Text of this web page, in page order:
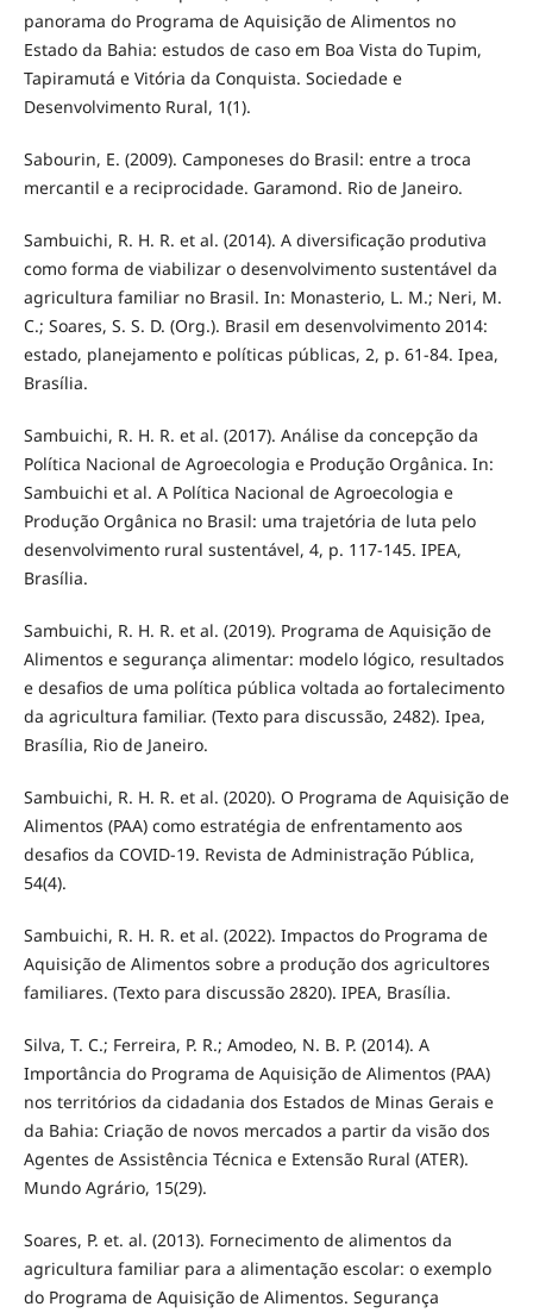
panorama do Programa de Aquisição de Alimentos no
Estado da Bahia: estudos de caso em Boa Vista do Tupim,
Tapiramutá e Vitória da Conquista. Sociedade e
Desenvolvimento Rural, 1(1).
Sabourin, E. (2009). Camponeses do Brasil: entre a troca
mercantil e a reciprocidade. Garamond. Rio de Janeiro.
Sambuichi, R. H. R. et al. (2014). A diversificação produtiva
como forma de viabilizar o desenvolvimento sustentável da
agricultura familiar no Brasil. In: Monasterio, L. M.; Neri, M.
C.; Soares, S. S. D. (Org.). Brasil em desenvolvimento 2014:
estado, planejamento e políticas públicas, 2, p. 61-84. Ipea,
Brasília.
Sambuichi, R. H. R. et al. (2017). Análise da concepção da
Política Nacional de Agroecologia e Produção Orgânica. In:
Sambuichi et al. A Política Nacional de Agroecologia e
Produção Orgânica no Brasil: uma trajetória de luta pelo
desenvolvimento rural sustentável, 4, p. 117-145. IPEA,
Brasília.
Sambuichi, R. H. R. et al. (2019). Programa de Aquisição de
Alimentos e segurança alimentar: modelo lógico, resultados
e desafios de uma política pública voltada ao fortalecimento
da agricultura familiar. (Texto para discussão, 2482). Ipea,
Brasília, Rio de Janeiro.
Sambuichi, R. H. R. et al. (2020). O Programa de Aquisição de
Alimentos (PAA) como estratégia de enfrentamento aos
desafios da COVID-19. Revista de Administração Pública,
54(4).
Sambuichi, R. H. R. et al. (2022). Impactos do Programa de
Aquisição de Alimentos sobre a produção dos agricultores
familiares. (Texto para discussão 2820). IPEA, Brasília.
Silva, T. C.; Ferreira, P. R.; Amodeo, N. B. P. (2014). A
Importância do Programa de Aquisição de Alimentos (PAA)
nos territórios da cidadania dos Estados de Minas Gerais e
da Bahia: Criação de novos mercados a partir da visão dos
Agentes de Assistência Técnica e Extensão Rural (ATER).
Mundo Agrário, 15(29).
Soares, P. et. al. (2013). Fornecimento de alimentos da
agricultura familiar para a alimentação escolar: o exemplo
do Programa de Aquisição de Alimentos. Segurança